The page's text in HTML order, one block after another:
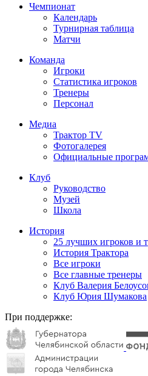
Чемпионат
Календарь
Турнирная таблица
Матчи
Команда
Игроки
Статистика игроков
Тренеры
Персонал
Медиа
Трактор TV
Фотогалерея
Официальные
Клуб
Руководство
Музей
Школа
История
25 лучших игроков и
История Трактора
Все игроки
Все главные тренеры
Клуб Валерия
Клуб Юрия Шумакова
При поддержке: